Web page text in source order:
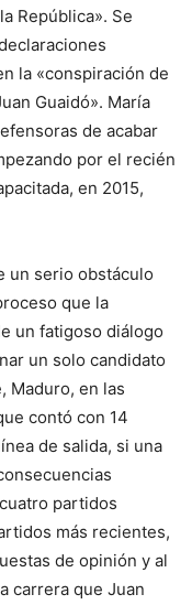
República». Se
la «conspiración de
Guaidó». María
de acabar
por el recién
en 2015,
un serio obstáculo
que la
un fatigoso diálogo
un solo candidato
Maduro, en las
contó con 14
de salida, si una
partidos
más recientes,
de opinión y al
carrera que Juan